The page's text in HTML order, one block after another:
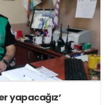
yapacağız’